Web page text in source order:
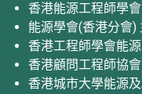
香港能源工程師學
能源學會(香港分會)
香港工程師學會能
香港顧問工程師協
香港城市大學能源